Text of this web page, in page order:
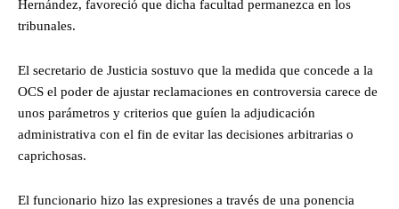
Hernández, favoreció que dicha facultad permanezca en los
tribunales.
El secretario de Justicia sostuvo que la medida que concede a la
OCS el poder de ajustar reclamaciones en controversia carece de
unos parámetros y criterios que guíen la adjudicación
administrativa con el fin de evitar las decisiones arbitrarias o
caprichosas.
El funcionario hizo las expresiones a través de una ponencia